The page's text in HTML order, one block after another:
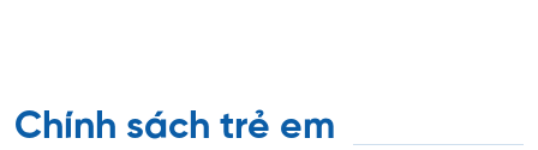
Chính sách trẻ em